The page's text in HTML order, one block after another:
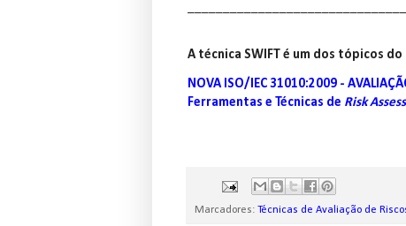
A técnica SWIFT é um dos tópicos
NOVA ISO/IEC 31010:2009 -
Ferramentas e Técnicas de Risk
Marcadores: Técnicas de Avaliação de